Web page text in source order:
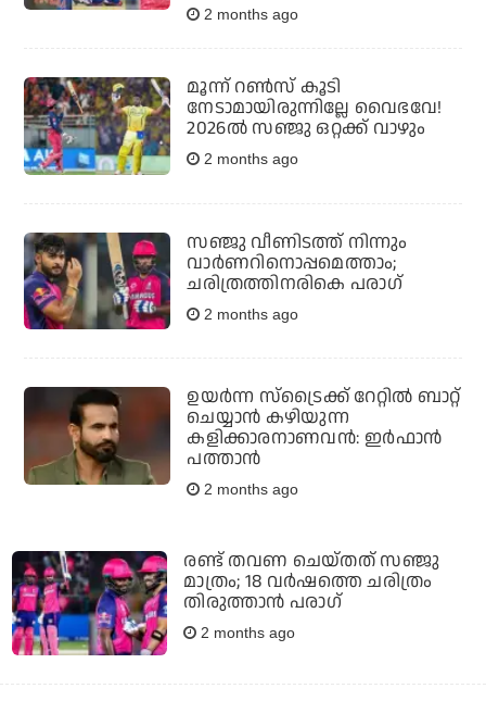
2 months ago
മൂന്ന് റൺസ് കൂടി
നേടാമായിരുന്നില്ലേ വൈഭവേ!
2026ൽ സഞ്ജു ഒറ്റക്ക് വാഴും
2 months ago
സഞ്ജു വീണിടത്ത് നിന്നും
വാർണറിനൊപ്പമെത്താം;
ചരിത്രത്തിനരികെ പരാഗ്
2 months ago
ഉയര്‍ന്ന സ്‌ട്രൈക്ക് റേറ്റില്‍ ബാറ്റ്
ചെയ്യാന്‍ കഴിയുന്ന
കളിക്കാരനാണവന്‍: ഇര്‍ഫാന്‍
പത്താന്‍
2 months ago
രണ്ട് തവണ ചെയ്തത് സഞ്ജു
മാത്രം; 18 വര്‍ഷത്തെ ചരിത്രം
തിരുത്താന്‍ പരാഗ്
2 months ago